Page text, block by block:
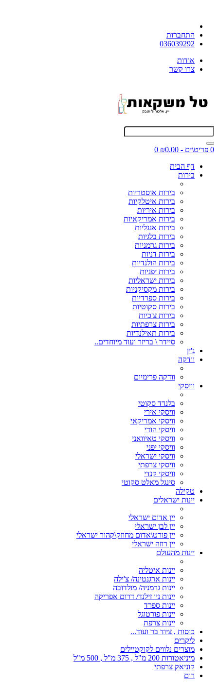
התחברות
036039292
אודות
צרו קשר
0 פריט\ים - ₪0.00
0
דף הבית
בירות
בירות אוסטריות
בירות איטלקיות
בירות איריות
בירות אמריקאיות
בירות אנגליות
בירות בלגיות
בירות גרמניות
בירות דניות
בירות הולנדיות
בירות יפניות
בירות ישראליות
בירות מקסיקניות
בירות ספרדיות
בירות סקוטיות
בירות צ'כיות
בירות צרפתיות
בירות תאילנדיות
סיידר \ בריזר ועוד מיוחדים..
ג'ין
וודקה
וודקה פרימיום
וויסקי
בלנדד סקוטי
וויסקי אירי
וויסקי אמריקאי
וויסקי הודי
וויסקי טאיוואני
וויסקי יפני
וויסקי ישראלי
וויסקי צרפתי
וויסקי קנדי
סינגל מאלט סקוטי
טקילה
יינות ישראלים
יין אדום ישראלי
יין לבן ישראלי
יין פורט\אדום מחוזק\קהור ישראלי
יין רוזה ישראלי
יינות מהעולם
יינות איטליה
יינות ארגנטינה/ צ'ילה
יינות גרמניה/ מולדובה
יינות ניו זילנד/ דרום אפריקה
יינות ספרד
יינות פורטוגל
יינות צרפת
כוסות , ציוד בר ועוד...
ליקרים
מוצרים נלווים לקוקטיילים
מיניאטורות 200 מ"ל , 375 מ"ל , 500 מ"ל
קוניאק צרפתי
רום